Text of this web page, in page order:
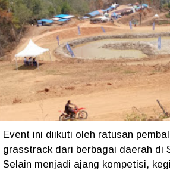
Event ini diikuti oleh ratusan
grasstrack dari berbagai daerah di
Selain menjadi ajang kompetisi,